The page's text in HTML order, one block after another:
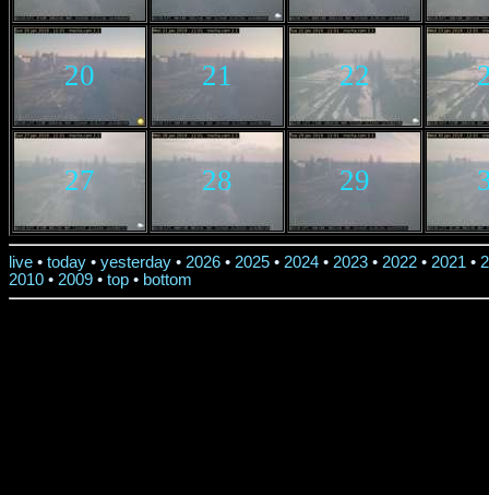
20 21 22
27 28 29
live • today • yesterday • 2026 • 2025 • 2024 • 2023 • 2022 • 2021 •
2010 • 2009 • top • bottom